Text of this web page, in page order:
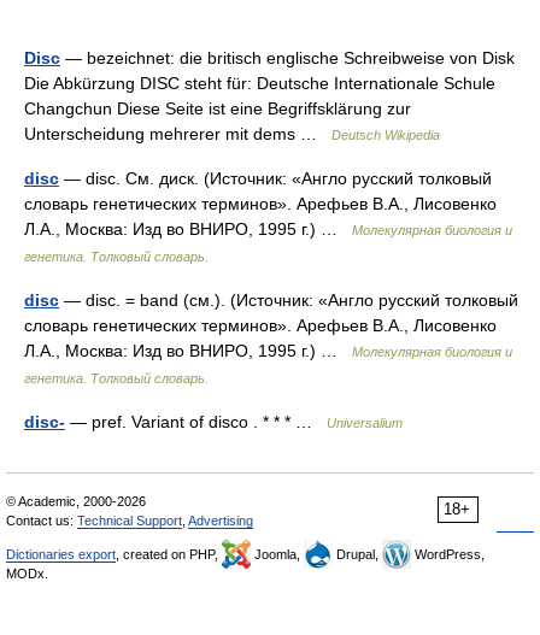
Disc — bezeichnet: die britisch englische Schreibweise von Disk
Die Abkürzung DISC steht für: Deutsche Internationale Schule
Changchun Diese Seite ist eine Begriffsklärung zur
Unterscheidung mehrerer mit dems …
Deutsch Wikipedia
disc — disc. См. диск. (Источник: «Англо русский толковый
словарь генетических терминов». Арефьев В.А., Лисовенко
Л.А., Москва: Изд во ВНИРО, 1995 г.) …
Молекулярная биология и
генетика. Толковый словарь.
disc — disc. = band (см.). (Источник: «Англо русский толковый
словарь генетических терминов». Арефьев В.А., Лисовенко
Л.А., Москва: Изд во ВНИРО, 1995 г.) …
Молекулярная биология и
генетика. Толковый словарь.
disc- — pref. Variant of disco . * * * … Universalium
18+
© Academic, 2000-2026
Contact us: Technical Support Advertising
Dictionaries export , created on PHP, Joomla, Drupal,
WordPress,
MODx.